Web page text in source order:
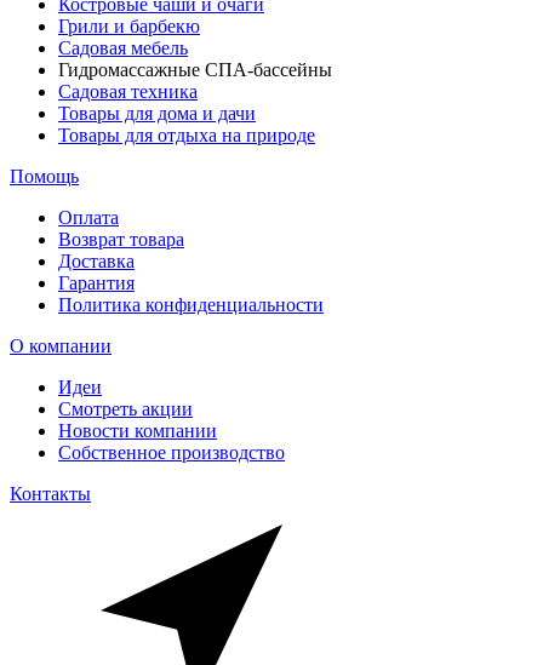
Грили и барбекю
Садовая мебель
Гидромассажные СПА-бассейны
Садовая техника
Товары для дома и дачи
Товары для отдыха на природе
Помощь
Оплата
Возврат товара
Доставка
Гарантия
Политика конфиденциальности
О компании
Идеи
Смотреть акции
Новости компании
Собственное производство
Контакты